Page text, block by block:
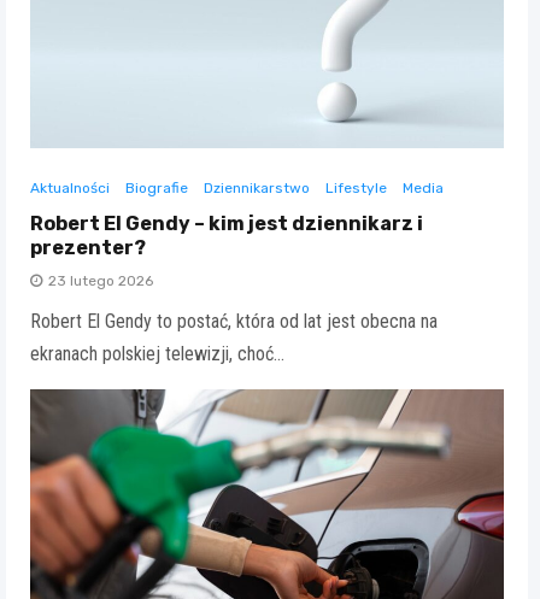
Aktualności Biografie Dziennikarstwo Lifestyle Media
Robert El Gendy – kim jest dziennikarz i
prezenter?
23 lutego 2026
Robert El Gendy to postać, która od lat jest obecna na
ekranach polskiej telewizji, choć…